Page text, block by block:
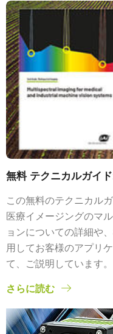
無料 テクニカルガイ
この無料のテクニカル
医療イメージングのマ
ョンについての詳細や
用してお客様のアプリ
て、ご説明しています。
さらに読む